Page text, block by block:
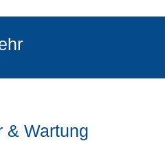
& Wartung